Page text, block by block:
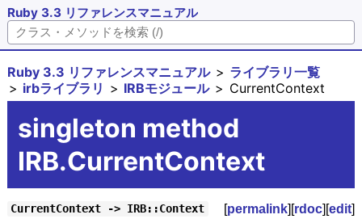
Ruby 3.3 リファレンスマニュアル
Ruby 3.3 リファレンスマニュアル
ライブラリ一覧
irbライブラリ
IRBモジュール CurrentContext
singleton method
IRB.CurrentContext
CurrentContext -> IRB::Context [permalink][rdoc][edit]